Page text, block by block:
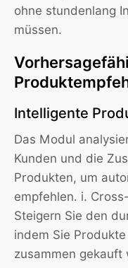
ohne stundenlang
müssen.
Intelligente
Das Modul
Kunden und die
Produkten, um
empfehlen. i.
Steigern Sie den
indem Sie
zusammen gekauft